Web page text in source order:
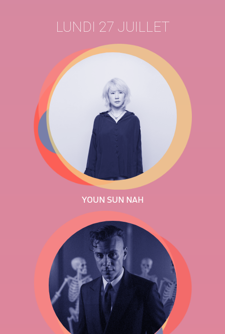
LUNDI 27 JUILLET
YOUN SUN NAH